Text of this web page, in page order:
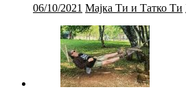
06/10/2021 Мајка Ти и Татко Ти